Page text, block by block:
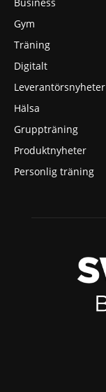
Business
Gym
Träning
Digitalt
Leverantörsnyheter
Hälsa
Gruppträning
Produktnyheter
Personlig träning